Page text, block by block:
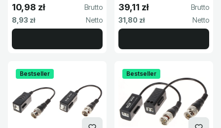
Cena brutto
10,98 zł
Cena netto
8,93 zł
Cena brutto
39,11 zł
Cena netto
31,80 zł
Bestseller Bestseller